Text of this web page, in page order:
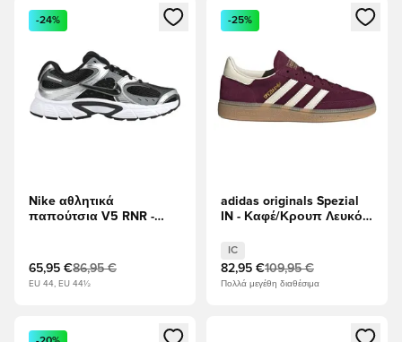
Ανοίγει ένα Modal για να συνδεθείτε ή να εγγραφείτε ως
-24%
Nike αθλητικά
παπούτσια V5 RNR -
65,95 €86,95 €
EU 44, EU 44½
Ανοίγει ένα Modal για να
-25%
adidas originals Spezial
IN - Καφέ/Κρουπ Λευκό/
IC
82,95 €109,95 €
Πολλά μεγέθη διαθέσιμα
Ανοίγει ένα Modal για να συνδεθείτε ή να εγγραφείτε ως
Ανοίγει ένα Modal για να